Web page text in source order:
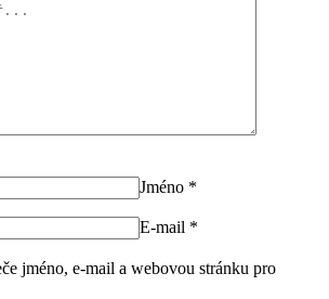
Jméno *
E-mail *
jméno, e-mail a webovou stránku pro